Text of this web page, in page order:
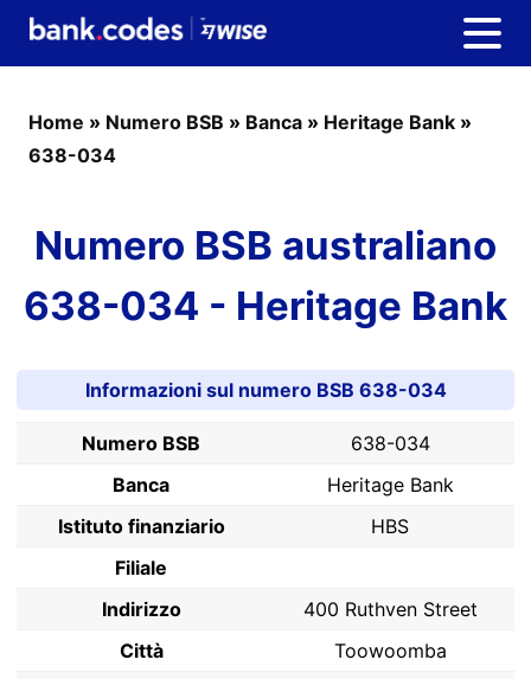
Home » Numero BSB » Banca » Heritage Bank »
638-034
Numero BSB australiano
638-034 - Heritage Bank
Informazioni sul numero BSB 638-034
Numero BSB
638-034
Banca
Heritage Bank
Istituto finanziario
HBS
Filiale
Indirizzo
400 Ruthven Street
Città
Toowoomba